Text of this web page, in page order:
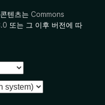
텐츠는 Commons
또는 그 이후 버전에 따